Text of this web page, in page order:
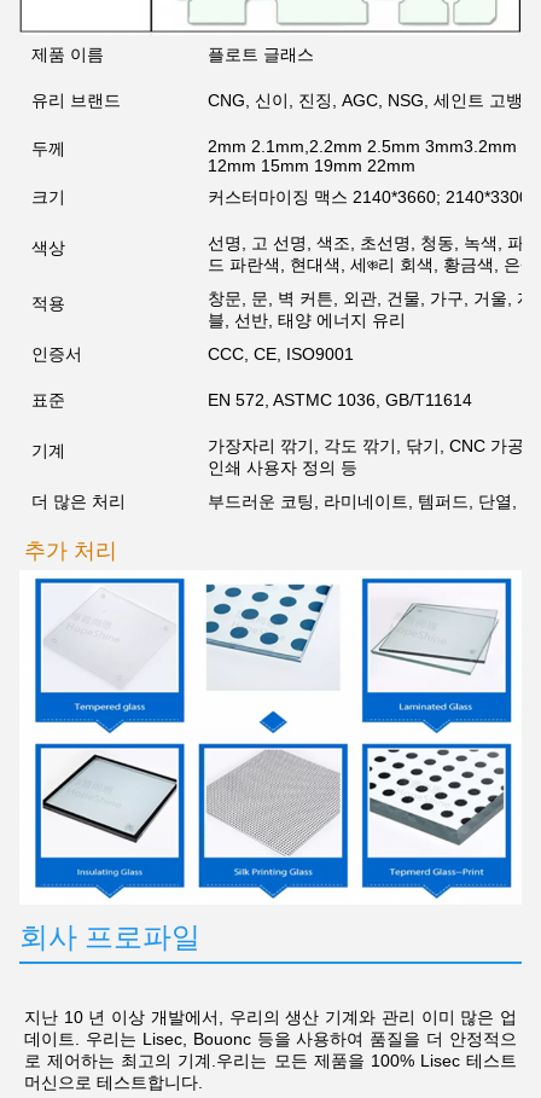
제품 이름 플로트 글래스
유리 브랜드 CNG, 신이, 진징, AGC, NSG, 세인트 고뱅,
두께
2mm 2.1mm,2.2mm 2.5mm 3mm3.2mm
12mm 15mm 19mm 22mm
크기
커스터마이징 맥스 2140*3660; 2140*3300;
색상
선명, 고 선명, 색조, 초선명, 청동, 녹색, 파
드 파란색, 현대색, 세ঞ্চ리 회색, 황금색, 은
적용
창문, 문, 벽 커튼, 외관, 건물, 가구, 거울,
블, 선반, 태양 에너지 유리
인증서
CCC, CE, ISO9001
표준 EN 572, ASTMC 1036, GB/T11614
기계
가장자리 깎기, 각도 깎기, 닦기, CNC 가공,
인쇄 사용자 정의 등
더 많은 처리
부드러운 코팅, 라미네이트, 템퍼드, 단열,
추가 처리
회사 프로파일
지난 10 년 이상 개발에서, 우리의 생산 기계와 관리 이미 많은 업
데이트. 우리는 Lisec, Bouonc 등을 사용하여 품질을 더 안정적으
로 제어하는 최고의 기계.우리는 모든 제품을 100% Lisec 테스트
머신으로 테스트합니다.